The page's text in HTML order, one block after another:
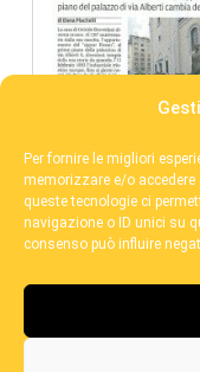
Per fornire le migliori
memorizzare e/o
queste tecnologie ci
navigazione o ID unici su
consenso può influire